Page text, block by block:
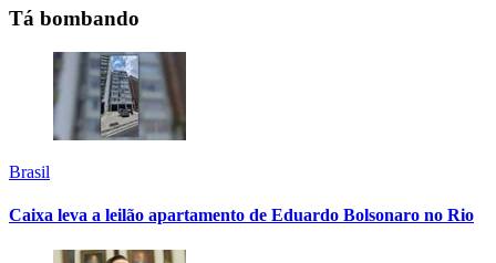
Tá bombando
Brasil
Caixa leva a leilão apartamento de Eduardo Bolsonaro no Rio